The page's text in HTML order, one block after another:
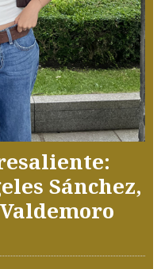
Sánchez,